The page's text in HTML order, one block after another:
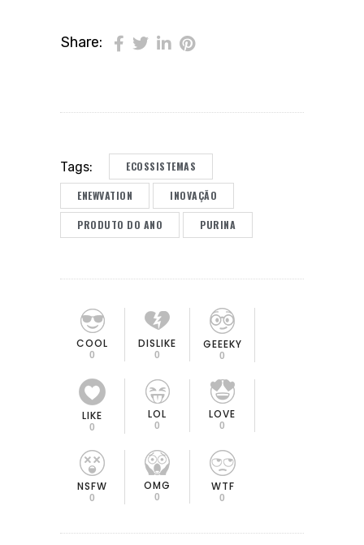
Share:
Tags: ECOSSISTEMAS
ENEWVATION INOVAÇÃO
PRODUTO DO ANO PURINA
COOL
0
DISLIKE
0
GEEEKY
0
LIKE
0
LOL
0
LOVE
0
NSFW
0
OMG
0
WTF
0